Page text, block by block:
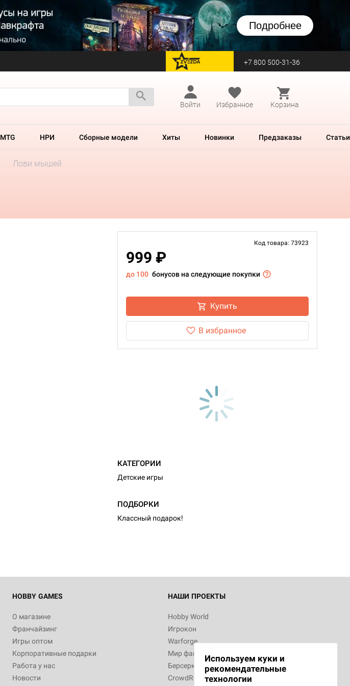
Подробнее
перейти на Zvezda +7 800 500-31-36
Войти
Избранное Корзина
MTG НРИ Сборные модели Хиты Новинки Предзаказы Статьи
Лови мышей
Код товара: 73923
999 ₽
до 100 бонусов на следующие покупки
Купить
В избранное
КАТЕГОРИИ
Детские игры
ПОДБОРКИ
Классный подарок!
HOBBY GAMES
О магазине
Франчайзинг
Игры оптом
Корпоративные подарки
Работа у нас
Новости
НАШИ ПРОЕКТЫ
Hobby World
Игрокон
Warforge
Мир фантастики
Берсерк
CrowdRepublic
Используем куки и
рекомендательные
технологии